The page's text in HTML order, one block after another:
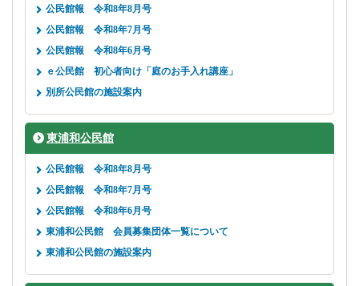
公民館報 令和8年8月号
公民館報 令和8年7月号
公民館報 令和8年6月号
ｅ公民館 初心者向け「庭のお手入れ講座」
別所公民館の施設案内
東浦和公民館
公民館報 令和8年8月号
公民館報 令和8年7月号
公民館報 令和8年6月号
東浦和公民館 会員募集団体一覧について
東浦和公民館の施設案内